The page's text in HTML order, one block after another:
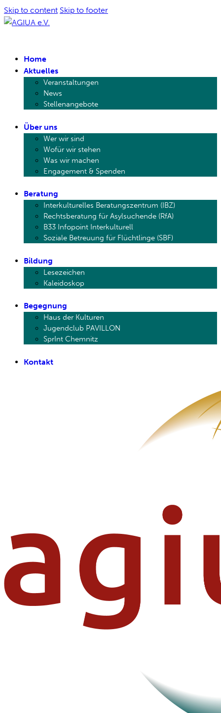
Skip to content Skip to footer
Home
Aktuelles
Veranstaltungen
News
Stellenangebote
Über uns
Wer wir sind
Wofür wir stehen
Was wir machen
Engagement & Spenden
Beratung
Interkulturelles Beratungszentrum (IBZ)
Rechtsberatung für Asylsuchende (RfA)
B33 Infopoint Interkulturell
Soziale Betreuung für Flüchtlinge (SBF)
Bildung
Lesezeichen
Kaleidoskop
Begegnung
Haus der Kulturen
Jugendclub PAVILLON
SprInt Chemnitz
Kontakt